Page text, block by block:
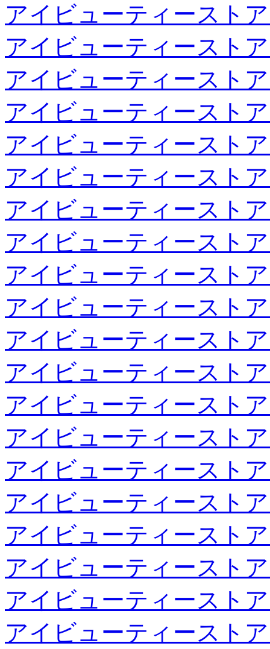
アイビューティースト
アイビューティースト
アイビューティースト
アイビューティースト
アイビューティースト
アイビューティースト
アイビューティースト
アイビューティースト
アイビューティースト
アイビューティースト
アイビューティースト
アイビューティースト
アイビューティースト
アイビューティースト
アイビューティースト
アイビューティースト
アイビューティースト
アイビューティースト
アイビューティースト
アイビューティースト